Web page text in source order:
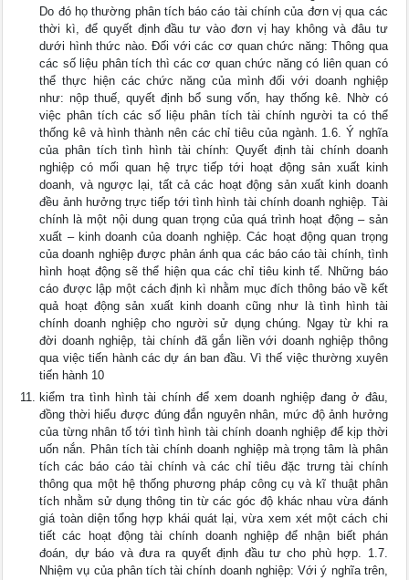
Do đó họ thường phân tích báo cáo tài chính của đơn vị qua các
thời kì, để quyết định đầu tư vào đơn vị hay không và đâu tư
dưới hình thức nào. Đối với các cơ quan chức năng: Thông qua
các số liệu phân tích thì các cơ quan chức năng có liên quan có
thể thực hiện các chức năng của mình đối với doanh nghiệp
như: nộp thuế, quyết định bổ sung vốn, hay thống kê. Nhờ có
việc phân tích các số liệu phân tích tài chính người ta có thể
thống kê và hình thành nên các chỉ tiêu của ngành. 1.6. Ý nghĩa
của phân tích tình hình tài chính: Quyết định tài chính doanh
nghiệp có mối quan hệ trực tiếp tới hoạt động sản xuất kinh
doanh, và ngược lại, tất cả các hoạt động sản xuất kinh doanh
đều ảnh hưởng trực tiếp tới tình hình tài chính doanh nghiệp. Tài
chính là một nội dung quan trọng của quá trình hoạt động – sản
xuất – kinh doanh của doanh nghiệp. Các hoạt động quan trọng
của doanh nghiệp được phản ánh qua các báo cáo tài chính, tình
hình hoạt động sẽ thể hiện qua các chỉ tiêu kinh tế. Những báo
cáo được lập một cách định kì nhằm mục đích thông báo về kết
quả hoạt động sản xuất kinh doanh cũng như là tình hình tài
chính doanh nghiệp cho người sử dụng chúng. Ngay từ khi ra
đời doanh nghiệp, tài chính đã gắn liền với doanh nghiệp thông
qua việc tiến hành các dự án ban đầu. Vì thế việc thường xuyên
tiến hành 10
kiểm tra tình hình tài chính để xem doanh nghiệp đang ở đâu,
đồng thời hiểu được đúng đắn nguyên nhân, mức độ ảnh hưởng
của từng nhân tố tới tình hình tài chính doanh nghiệp để kịp thời
uốn nắn. Phân tích tài chính doanh nghiệp mà trọng tâm là phân
tích các báo cáo tài chính và các chỉ tiêu đặc trưng tài chính
thông qua một hệ thống phương pháp công cụ và kĩ thuật phân
tích nhằm sử dụng thông tin từ các góc độ khác nhau vừa đánh
giá toàn diện tổng hợp khái quát lại, vừa xem xét một cách chi
tiết các hoạt động tài chính doanh nghiệp để nhận biết phán
đoán, dự báo và đưa ra quyết định đầu tư cho phù hợp. 1.7.
Nhiệm vụ của phân tích tài chính doanh nghiệp: Với ý nghĩa trên,